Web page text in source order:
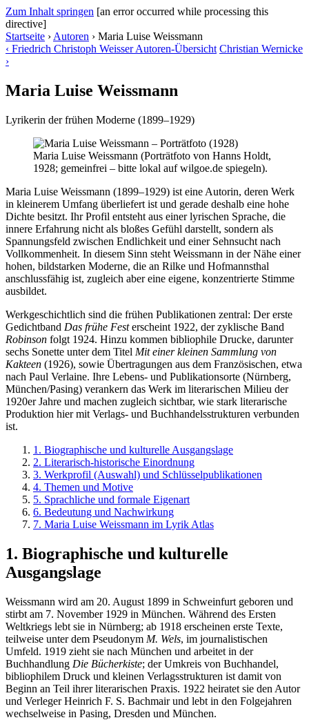
Zum Inhalt springen [an error occurred while processing this
directive]
Startseite › Autoren › Maria Luise Weissmann
‹ Friedrich Christoph WeisserAutoren-Übersicht Christian Wernicke
›
Maria Luise Weissmann
Lyrikerin der frühen Moderne (1899–1929)
Maria Luise Weissmann (Porträtfoto von Hanns Holdt,
1928; gemeinfrei – bitte lokal auf wilgoe.de spiegeln).
Maria Luise Weissmann (1899–1929) ist eine Autorin, deren Werk
in kleinerem Umfang überliefert ist und gerade deshalb eine hohe
Dichte besitzt. Ihr Profil entsteht aus einer lyrischen Sprache, die
innere Erfahrung nicht als bloßes Gefühl darstellt, sondern als
Spannungsfeld zwischen Endlichkeit und einer Sehnsucht nach
Vollkommenheit. In diesem Sinn steht Weissmann in der Nähe einer
hohen, bildstarken Moderne, die an Rilke und Hofmannsthal
anschlussfähig ist, zugleich aber eine eigene, konzentrierte Stimme
ausbildet.
Werkgeschichtlich sind die frühen Publikationen zentral: Der erste
Gedichtband Das frühe Festerscheint 1922, der zyklische Band
Robinson folgt 1924. Hinzu kommen bibliophile Drucke, darunter
sechs Sonette unter dem Titel Mit einer kleinen Sammlung von
Kakteen (1926), sowie Übertragungen aus dem Französischen, etwa
nach Paul Verlaine. Ihre Lebens- und Publikationsorte (Nürnberg,
München/Pasing) verankern das Werk im literarischen Milieu der
1920er Jahre und machen zugleich sichtbar, wie stark literarische
Produktion hier mit Verlags- und Buchhandelsstrukturen verbunden
ist.
1. Biographische und kulturelle Ausgangslage
2. Literarisch-historische Einordnung
3. Werkprofil (Auswahl) und Schlüsselpublikationen
4. Themen und Motive
5. Sprachliche und formale Eigenart
6. Bedeutung und Nachwirkung
7. Maria Luise Weissmann im Lyrik Atlas
1. Biographische und kulturelle
Ausgangslage
Weissmann wird am 20. August 1899 in Schweinfurt geboren und
stirbt am 7. November 1929 in München. Während des Ersten
Weltkriegs lebt sie in Nürnberg; ab 1918 erscheinen erste Texte,
teilweise unter dem Pseudonym M. Wels, im journalistischen
Umfeld. 1919 zieht sie nach München und arbeitet in der
Buchhandlung Die Bücherkiste; der Umkreis von Buchhandel,
bibliophilem Druck und kleinen Verlagsstrukturen ist damit von
Beginn an Teil ihrer literarischen Praxis. 1922 heiratet sie den Autor
und Verleger Heinrich F. S. Bachmair und lebt in den Folgejahren
wechselweise in Pasing, Dresden und München.